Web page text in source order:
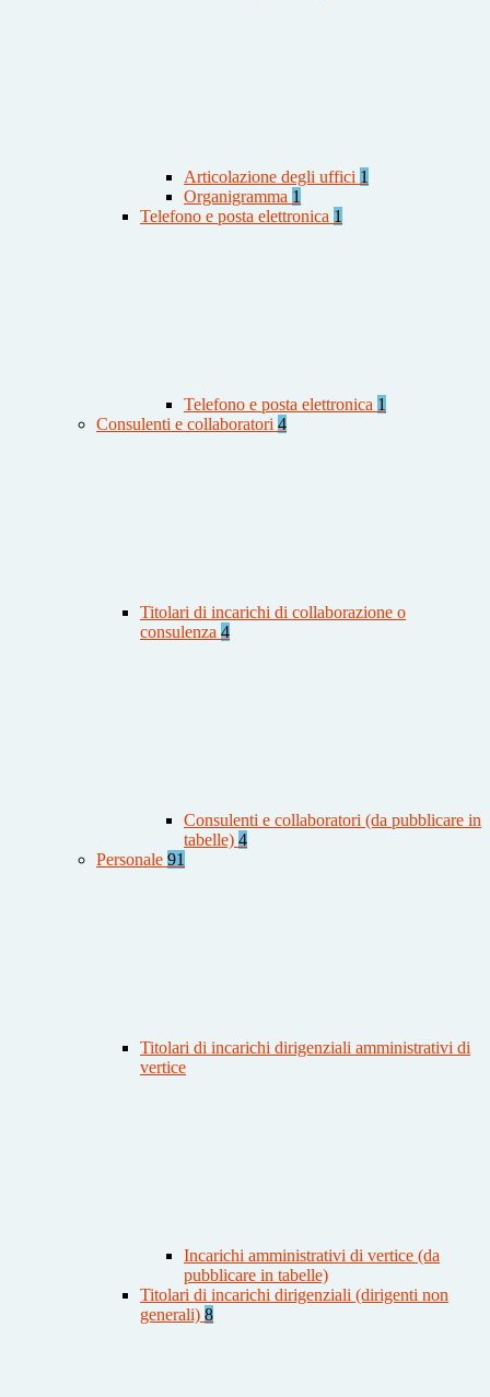
Articolazione degli uffici 1
Organigramma 1
Telefono e posta elettronica 1
Telefono e posta elettronica 1
Consulenti e collaboratori 4
Titolari di incarichi di collaborazione o
consulenza 4
Consulenti e collaboratori (da pubblicare in
tabelle) 4
Personale 91
Titolari di incarichi dirigenziali amministrativi di
vertice
Incarichi amministrativi di vertice (da
pubblicare in tabelle)
Titolari di incarichi dirigenziali (dirigenti non
generali) 8